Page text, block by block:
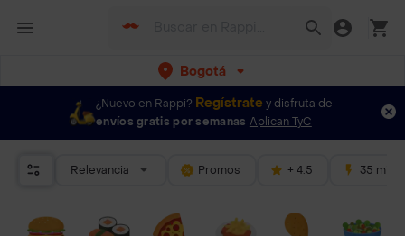
Bogotá
¿Nuevo en Rappi? Regístrate y disfruta de
envíos gratis por semanas Aplican TyC
Relevancia Promos + 4.5 35 mins